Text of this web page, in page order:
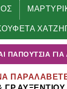
για ΑΓΟΡΙ
ΠΑΠΟΥΤΣΙΑ ΓΙΑ